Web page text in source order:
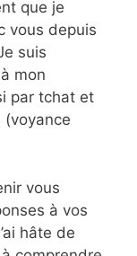
que je
vous depuis
suis
mon
par tchat et
vous
à vos
hâte de